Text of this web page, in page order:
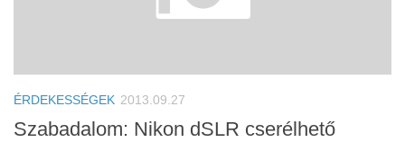
Érdekességek
Helyszíni Riport
ÉRDEKESSÉGEK 2013.09.27
Szabadalom: Nikon dSLR cserélhető